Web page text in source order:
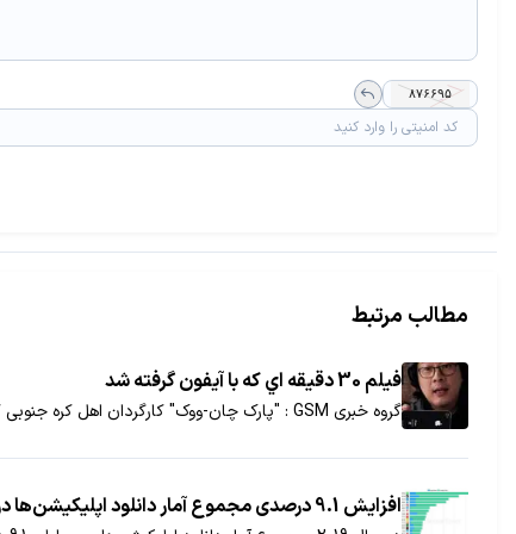
مطالب مرتبط
فيلم 30 دقيقه اي كه با آيفون گرفته شد
گروه خبری GSM : "پارک چان-ووک" کارگردان اهل کره جنوبی که یکی از فیلمهای وی در سال 2003 بسیار جنجال...
افزایش 9.1 درصدی مجموع آمار دانلود اپلیکیشن‌ها در سال 2019